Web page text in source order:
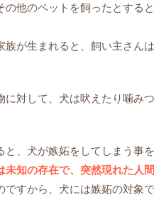
の他のペットを飼ったとする
族が生まれると、飼い主さん
に対して、犬は吠えたり噛み
、犬が嫉妬をしてしまう事を
未知の存在で、突然現れた人
ですから、犬には嫉妬の対象